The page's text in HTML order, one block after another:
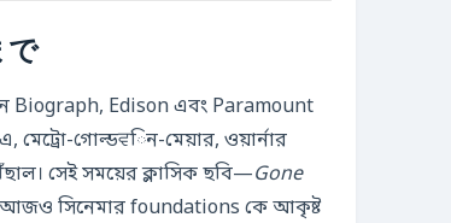
で
Biograph, Edison এবং Paramount
মেট্রো-গোল্ডਵিন-মেয়ার, ওয়ার্নার
সেই সময়ের ক্লাসিক ছবি—Gone
সিনেমার foundations কে আকৃষ্ট